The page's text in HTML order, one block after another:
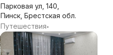
Парковая ул, 140,
Пинск, Брестская обл.
Путешествия•